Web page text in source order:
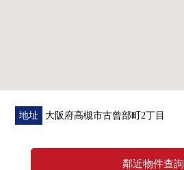
地址 大阪府高槻市古曾部町2丁目
鄰近物件查詢